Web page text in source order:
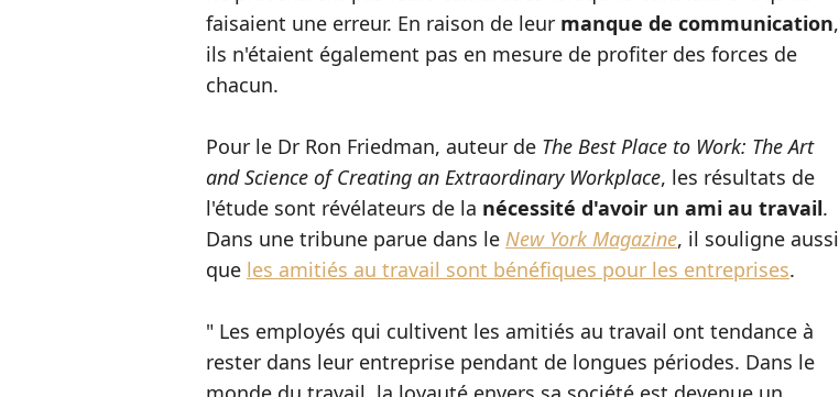
faisaient une erreur. En raison de leur manque de communication,
ils n'étaient également pas en mesure de profiter des forces de
chacun.
Pour le Dr Ron Friedman, auteur de The Best Place to Work: The Art
and Science of Creating an Extraordinary Workplace, les résultats de
l'étude sont révélateurs de la nécessité d'avoir un ami au travail.
Dans une tribune parue dans le New York Magazine, il souligne aussi
que les amitiés au travail sont bénéfiques pour les entreprises.
" Les employés qui cultivent les amitiés au travail ont tendance à
rester dans leur entreprise pendant de longues périodes. Dans le